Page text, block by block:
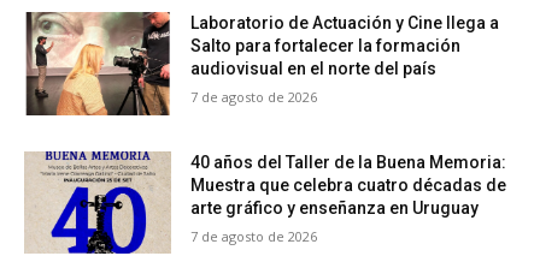
Laboratorio de Actuación y Cine llega a
Salto para fortalecer la formación
audiovisual en el norte del país
7 de agosto de 2026
40 años del Taller de la Buena Memoria:
Muestra que celebra cuatro décadas de
arte gráfico y enseñanza en Uruguay
7 de agosto de 2026